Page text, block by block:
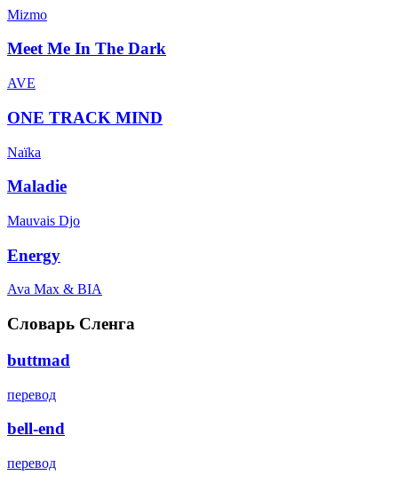
Mizmo
Meet Me In The Dark
AVE
ONE TRACK MIND
Naïka
Maladie
Mauvais Djo
Energy
Ava Max & BIA
Словарь Сленга
buttmad
перевод
bell-end
перевод